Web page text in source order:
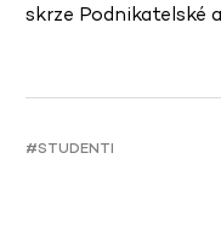
skrze Podnikatelské
#STUDENTI